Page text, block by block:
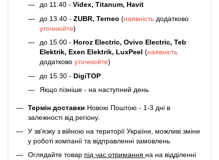
до 11:40 - Videx, Titanum, Havit
до 13.40 - ZUBR, Terneo (наявність додатково
уточнюйте)
до 15.00 - Horoz Electric, Ovivo Electric, Teb
Elektrik, Exen Elektrik, LuxPeel (наявність
додатково уточнюйте)
до 15.30 - DigiTOP
Якщо пізніше - на наступний день
Термін доставки Новою Поштою - 1-3 дні в
залежності від регіону.
У зв'язку з війною на території України, можливі зміни
у роботі компанії та відправленні замовлень
Оглядайте товар під час отримання на на відділенні